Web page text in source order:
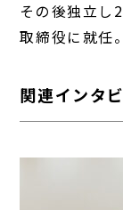
その後独立し
取締役に就任。
関連インタ